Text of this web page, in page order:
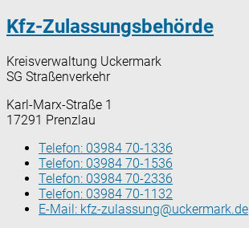
Kfz-Zulassungsbehörde
Kreisverwaltung Uckermark
SG Straßenverkehr
Karl-Marx-Straße 1
17291 Prenzlau
Telefon: 03984 70-1336
Telefon: 03984 70-1536
Telefon: 03984 70-2336
Telefon: 03984 70-1132
E-Mail: kfz-zulassung@uckermark.de